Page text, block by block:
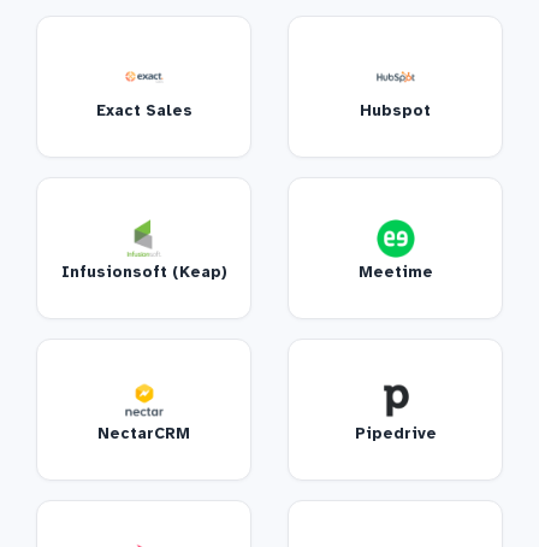
Exact Sales Hubspot
Infusionsoft (Keap) Meetime
NectarCRM Pipedrive